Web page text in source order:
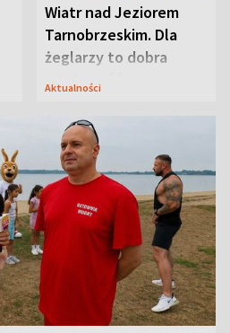
Wiatr nad Jeziorem
Tarnobrzeskim. Dla
żeglarzy to dobra
wiadomość
Aktualności